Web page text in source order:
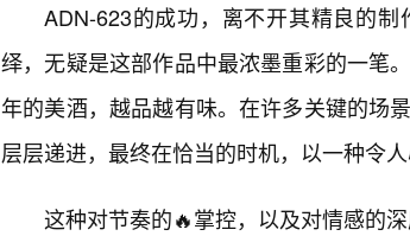
ADN-623的成功，离不开其精良的
绎，无疑是这部作品中最浓墨重彩的一笔
年的美酒，越品越有味。在许多关键的场
层层递进，最终在恰当的时机，以一种令人
这种对节奏的🔥掌控，以及对情感的